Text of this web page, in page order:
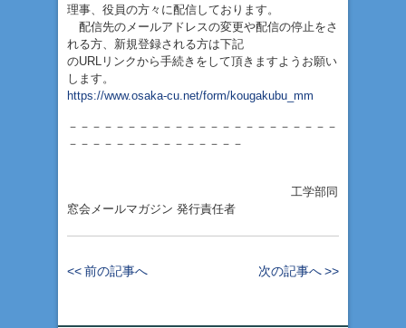
理事、役員の方々に配信しております。
配信先のメールアドレスの変更や配信の停止をさ
れる方、新規登録される方は下記
のURLリンクから手続きをして頂きますようお願い
します。
https://www.osaka-cu.net/form/kougakubu_mm
－－－－－－－－－－－－－－－－－－－－－－－
－－－－－－－－－－－－－－－
工学部同
窓会メールマガジン 発行責任者
<< 前の記事へ 次の記事へ >>